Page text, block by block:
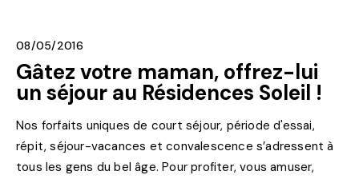
08/05/2016
Gâtez votre maman, offrez-lui
un séjour au Résidences Soleil !
Nos forfaits uniques de court séjour, période d'essai,
répit, séjour-vacances et convalescence s’adressent à
tous les gens du bel âge. Pour profiter, vous amuser,